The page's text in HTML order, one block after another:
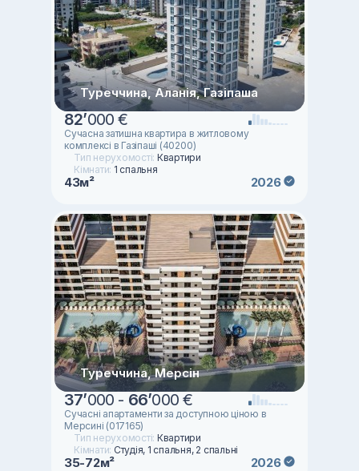
Туреччина, Аланія, Газіпаша
82’000 €
Сучасна затишна квартира в житловому
комплексі в Газіпаші (40200)
Тип нерухомості: Квартири
Кімнати: 1 спальня
43м² 2026
Туреччина, Мерсін
37’000 - 66’000 €
Сучасні апартаменти за доступною ціною в
Мерсині (017165)
Тип нерухомості: Квартири
Кімнати: Студія, 1 спальня, 2 спальні
35-72м² 2026